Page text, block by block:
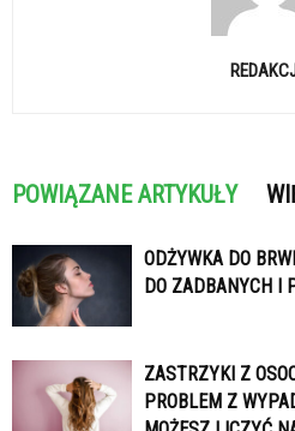
POWIĄZANE ARTYKUŁY
ODŻYWKA DO
DO ZADBANYCH I
ZASTRZYKI Z
PROBLEM Z